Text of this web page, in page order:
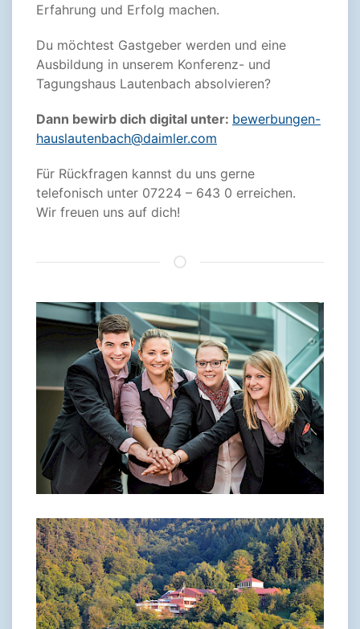
Erfahrung und Erfolg machen.
Du möchtest Gastgeber werden und eine
Ausbildung in unserem Konferenz- und
Tagungshaus Lautenbach absolvieren?
Dann bewirb dich digital unter: bewerbungen-
hauslautenbach@daimler.com
Für Rückfragen kannst du uns gerne
telefonisch unter 07224 – 643 0 erreichen.
Wir freuen uns auf dich!